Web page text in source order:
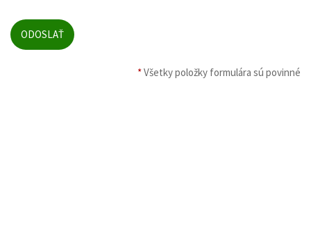
*Všetky položky formulára sú povinné